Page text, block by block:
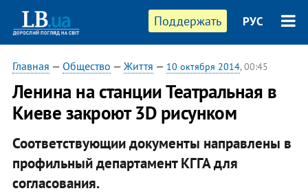
Поддержать РУС
Главная — Общество — Життя — 10 октября 2014, 00:45
Ленина на станции Театральная в
Киеве закроют 3D рисунком
Соответствующии документы направлены в
профильный департамент КГГА для
согласования.